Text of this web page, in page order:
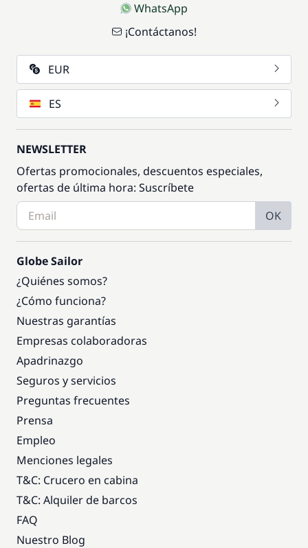
WhatsApp
¡Contáctanos!
EUR
ES
NEWSLETTER
Ofertas promocionales, descuentos especiales,
ofertas de última hora: Suscríbete
OK
Globe Sailor
¿Quiénes somos?
¿Cómo funciona?
Nuestras garantías
Empresas colaboradoras
Apadrinazgo
Seguros y servicios
Preguntas frecuentes
Prensa
Empleo
Menciones legales
T&C: Crucero en cabina
T&C: Alquiler de barcos
FAQ
Nuestro Blog